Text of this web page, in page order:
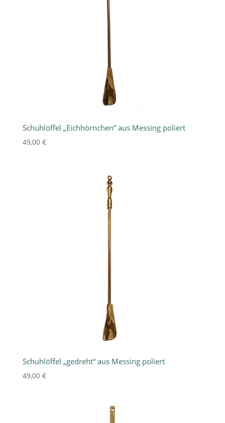
Schuhlöffel „Eichhörnchen“ aus Messing poliert
49,00 €
Schuhlöffel „gedreht“ aus Messing poliert
49,00 €